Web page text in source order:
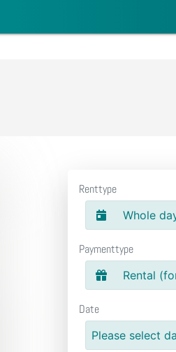
Renttype
Whole
Paymenttype
Rental
Date
Please select